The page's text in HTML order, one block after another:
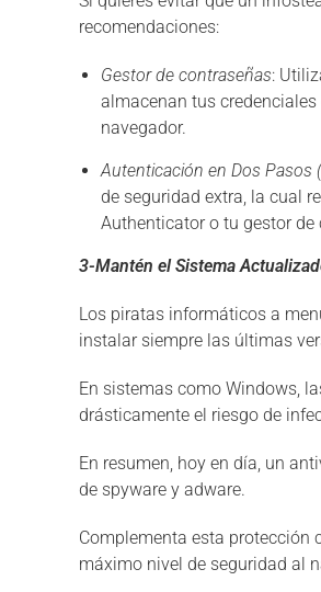
recomendaciones:
Gestor de contraseñas:
almacenan tus
navegador.
Autenticación en Dos Pasos
de seguridad extra, la cual
Authenticator o tu gestor de
3-Mantén el Sistema
Los piratas informáticos a
instalar siempre las últimas
En sistemas como Windows,
drásticamente el riesgo de
En resumen, hoy en día, un
de spyware y adware.
Complementa esta protección
máximo nivel de seguridad al